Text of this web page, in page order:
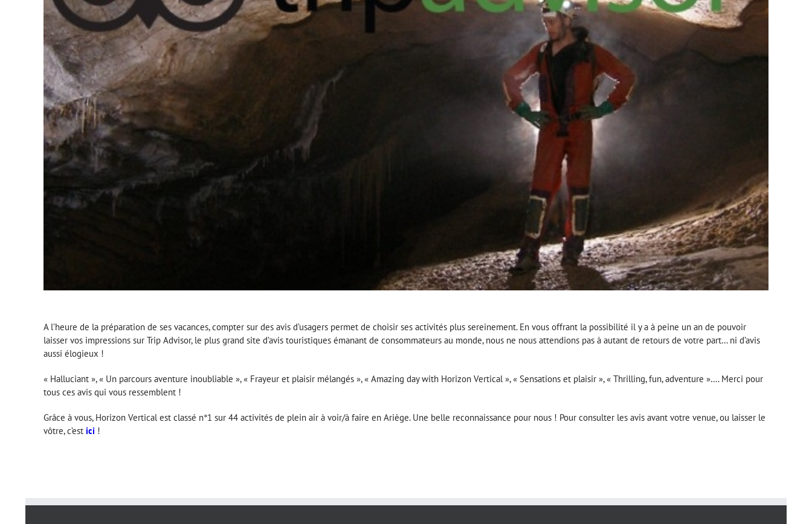
A l’heure de la préparation de ses vacances, compter sur des avis d’usagers permet de choisir ses activités plus sereinement. En vous offrant la possibilité il y a à peine un an de pouvoir
laisser vos impressions sur Trip Advisor, le plus grand site d’avis touristiques émanant de consommateurs au monde, nous ne nous attendions pas à autant de retours de votre part… ni d’avis
aussi élogieux !
« Halluciant », « Un parcours aventure inoubliable », « Frayeur et plaisir mélangés », « Amazing day with Horizon Vertical », « Sensations et plaisir », « Thrilling, fun, adventure »…. Merci pour
tous ces avis qui vous ressemblent !
Grâce à vous, Horizon Vertical est classé n°1 sur 44 activités de plein air à voir/à faire en Ariège. Une belle reconnaissance pour nous ! Pour consulter les avis avant votre venue, ou laisser le
vôtre, c’est ici !